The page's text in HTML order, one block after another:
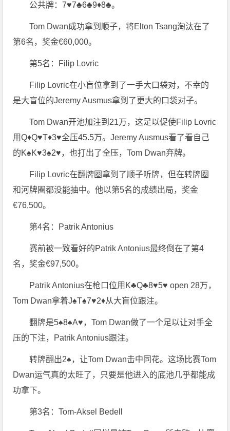
公共牌：7♥7♣6♣9♦8♣。
Tom Dwan成功拿到顺子，将Elton Tsang淘汰在了
第6名，奖金€60,000。
第5名：Filip Lovric
Filip Lovric在小盲位拿到了一手大口袋对，不幸的
是大盲位的Jeremy Ausmus拿到了更大的口袋对子。
Tom Dwan开池加注到21万，这足以促使Filip Lovric
用Q♦Q♥T♦3♥全压45.5万。Jeremy Ausmus看了看自己
的K♠K♥3♠2♥，也打出了全压，Tom Dwan弃牌。
Filip Lovric在翻牌圈拿到了顺子听牌，但在转牌圈
和河牌圈都没能抽中。他以第5名的成绩出局，奖金
€76,500。
第4名：Patrik Antonius
赛前被一致看好的Patrik Antonius最终倒在了第4
名，奖金€97,500。
Patrik Antonius在枪口位用K♣Q♣8♥5♥ open 28万，
Tom Dwan拿着J♠T♠7♥2♦从大盲位跟注。
翻牌是5♠8♠A♥，Tom Dwan做了一个足以让对手全
压的下注，Patrik Antonius跟注。
转牌翻出2♠，让Tom Dwan击中同花。这场比赛Tom
Dwan运气真的太旺了，只要是他进入的底池几乎都能成
功拿下。
第3名：Tom-Aksel Bedell